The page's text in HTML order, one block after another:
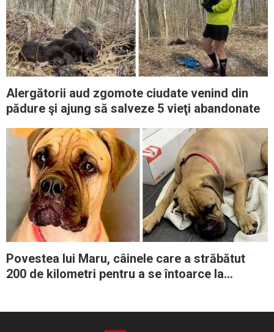
Alergătorii aud zgomote ciudate venind din
pădure şi ajung să salveze 5 vieţi abandonate
Povestea lui Maru, câinele care a străbătut
200 de kilometri pentru a se întoarce la